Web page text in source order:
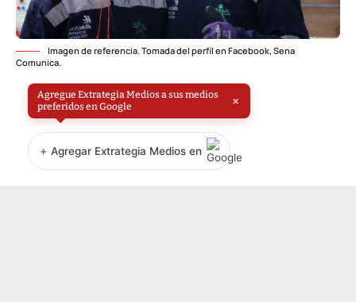
Imagen de referencia. Tomada del perfil en Facebook, Sena
Comunica.
Agregue Extrategia Medios a sus medios
preferidos en Google
×
+ Agregar Extrategia Medios en